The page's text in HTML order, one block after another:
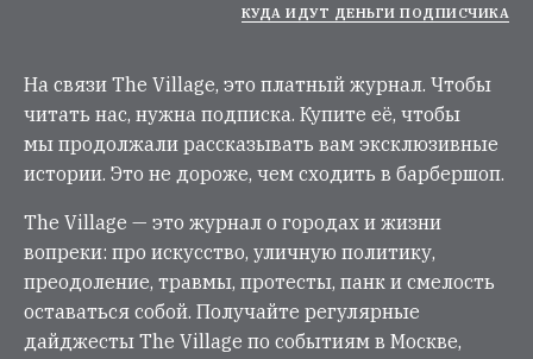
КУДА ИДУТ ДЕНЬГИ ПОДПИСЧИКА
На связи The Village, это платный журнал. Чтобы
читать нас, нужна подписка. Купите её, чтобы
мы продолжали рассказывать вам эксклюзивные
истории. Это не дороже, чем сходить в барбершоп.
The Village — это журнал о городах и жизни
вопреки: про искусство, уличную политику,
преодоление, травмы, протесты, панк и смелость
оставаться собой. Получайте регулярные
дайджесты The Village по событиям в Москве,